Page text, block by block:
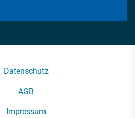
Datenschutz
AGB
Impressum